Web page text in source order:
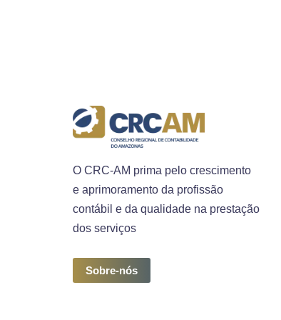
O CRC-AM prima pelo crescimento
e aprimoramento da profissão
contábil e da qualidade na prestação
dos serviços
Sobre-nós